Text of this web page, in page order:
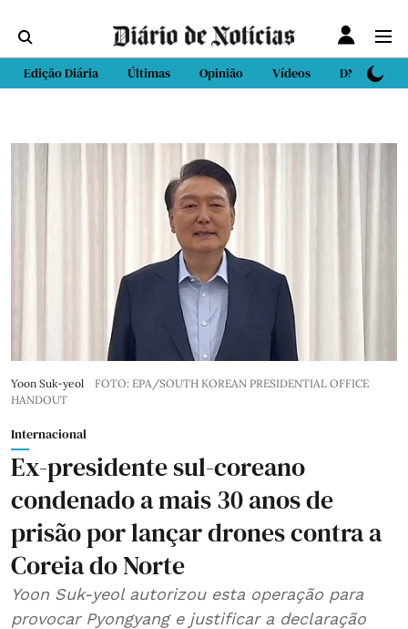
Edição Diária Últimas Opinião Vídeos DN Sport
Yoon Suk-yeol
FOTO: EPA/SOUTH KOREAN PRESIDENTIAL OFFICE
HANDOUT
Internacional
Ex-presidente sul-coreano
condenado a mais 30 anos de
prisão por lançar drones contra a
Coreia do Norte
Yoon Suk-yeol autorizou esta operação para
provocar Pyongyang e justificar a declaração